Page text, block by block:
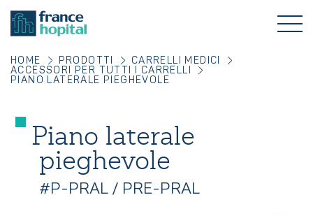
HOME PRODOTTI
CARRELLI MEDICI
ACCESSORI PER TUTTI I CARRELLI
PIANO LATERALE PIEGHEVOLE
Piano laterale
pieghevole
#P-PRAL / PRE-PRAL